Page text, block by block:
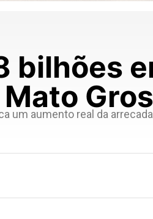
bilhões
um aumento real da